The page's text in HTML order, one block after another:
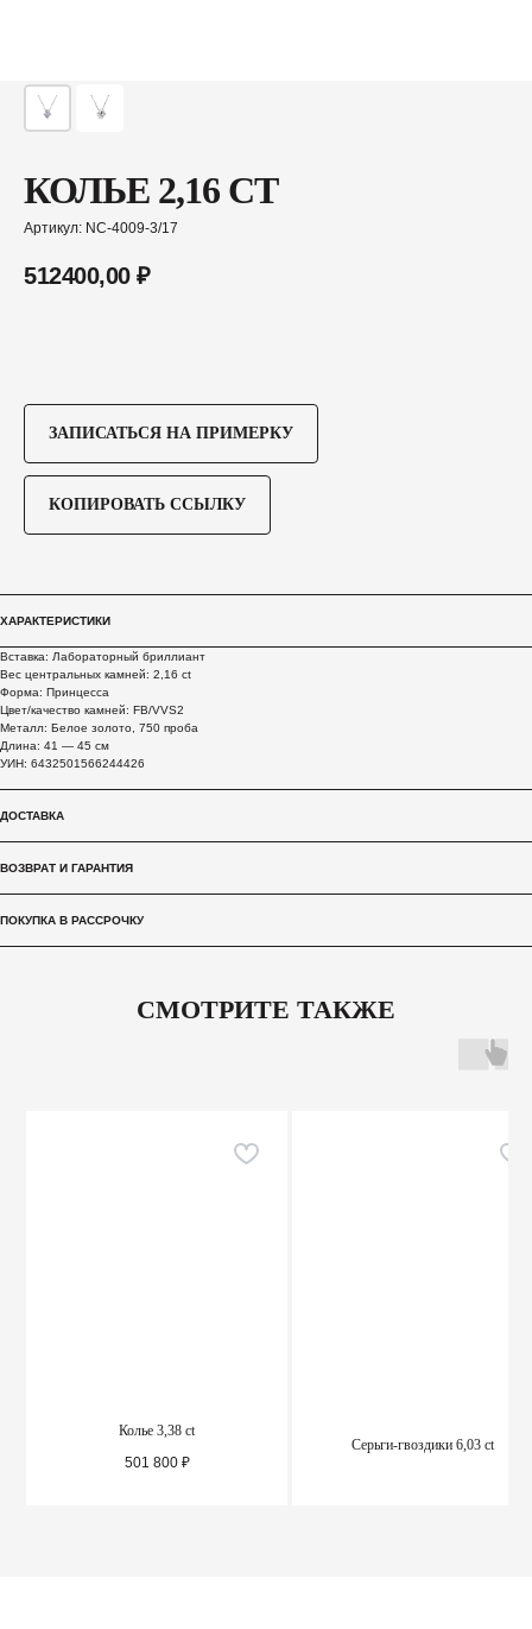
КОЛЬЕ 2,16 CT
Артикул: NC-4009-3/17
512400,00 ₽
ЗАПИСАТЬСЯ НА ПРИМЕРКУ
КОПИРОВАТЬ ССЫЛКУ
ХАРАКТЕРИСТИКИ
Вставка: Лабораторный бриллиант
Вес центральных камней: 2,16 ct
Форма: Принцесса
Цвет/качество камней: FB/VVS2
Металл: Белое золото, 750 проба
Длина: 41 — 45 см
УИН: 6432501566244426
ДОСТАВКА
ВОЗВРАТ И ГАРАНТИЯ
ПОКУПКА В РАССРОЧКУ
СМОТРИТЕ ТАКЖЕ
Колье 3,38 ct
501 800 ₽
Серьги-гвоздики 6,03 ct